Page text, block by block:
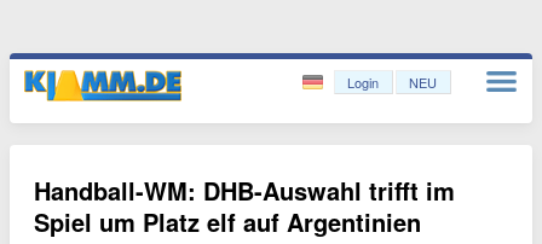
Login NEU
Handball-WM: DHB-Auswahl trifft im
Spiel um Platz elf auf Argentinien